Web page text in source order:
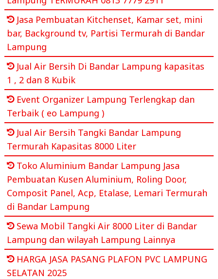
Jasa Pembuatan Kitchenset, Kamar set, mini
bar, Background tv, Partisi Termurah di Bandar
Lampung
Jual Air Bersih Di Bandar Lampung kapasitas
1 , 2 dan 8 Kubik
Event Organizer Lampung Terlengkap dan
Terbaik ( eo Lampung )
Jual Air Bersih Tangki Bandar Lampung
Termurah Kapasitas 8000 Liter
Toko Aluminium Bandar Lampung Jasa
Pembuatan Kusen Aluminium, Roling Door,
Composit Panel, Acp, Etalase, Lemari Termurah
di Bandar Lampung
Sewa Mobil Tangki Air 8000 Liter di Bandar
Lampung dan wilayah Lampung Lainnya
HARGA JASA PASANG PLAFON PVC LAMPUNG
SELATAN 2025